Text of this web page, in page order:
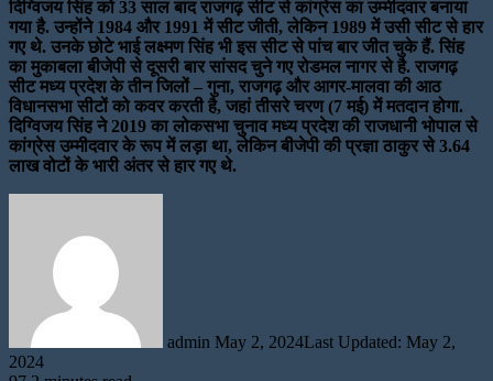
दिग्विजय सिंह को 33 साल बाद राजगढ़ सीट से कांग्रेस का उम्मीदवार बनाया
गया है. उन्होंने 1984 और 1991 में सीट जीती, लेकिन 1989 में उसी सीट से हार
गए थे. उनके छोटे भाई लक्ष्मण सिंह भी इस सीट से पांच बार जीत चुके हैं. सिंह
का मुकाबला बीजेपी से दूसरी बार सांसद चुने गए रोडमल नागर से है. राजगढ़
सीट मध्य प्रदेश के तीन जिलों – गुना, राजगढ़ और आगर-मालवा की आठ
विधानसभा सीटों को कवर करती है, जहां तीसरे चरण (7 मई) में मतदान होगा.
दिग्विजय सिंह ने 2019 का लोकसभा चुनाव मध्य प्रदेश की राजधानी भोपाल से
कांग्रेस उम्मीदवार के रूप में लड़ा था, लेकिन बीजेपी की प्रज्ञा ठाकुर से 3.64
लाख वोटों के भारी अंतर से हार गए थे.
admin May 2, 2024Last Updated: May 2,
2024